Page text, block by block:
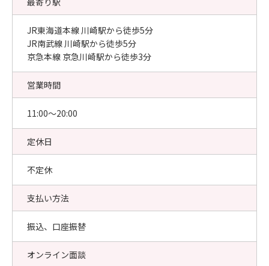
JR東海道本線 川崎駅から徒歩5分
JR南武線 川崎駅から徒歩5分
京急本線 京急川崎駅から徒歩3分
営業時間
11:00〜20:00
定休日
不定休
支払い方法
振込、口座振替
オンライン面談